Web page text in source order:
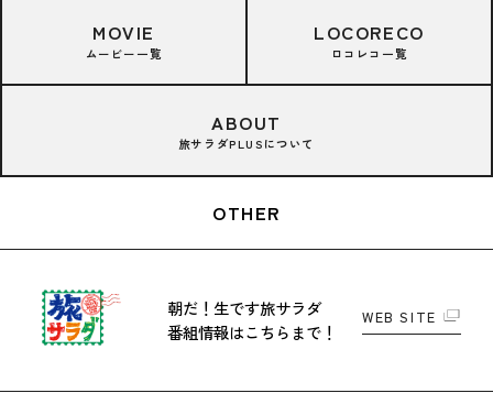
MOVIE
ムービー一覧
LOCORECO
ロコレコ一覧
ABOUT
旅サラダPLUSについて
OTHER
朝だ！生です旅サラダ
番組情報はこちらまで！
WEB SITE